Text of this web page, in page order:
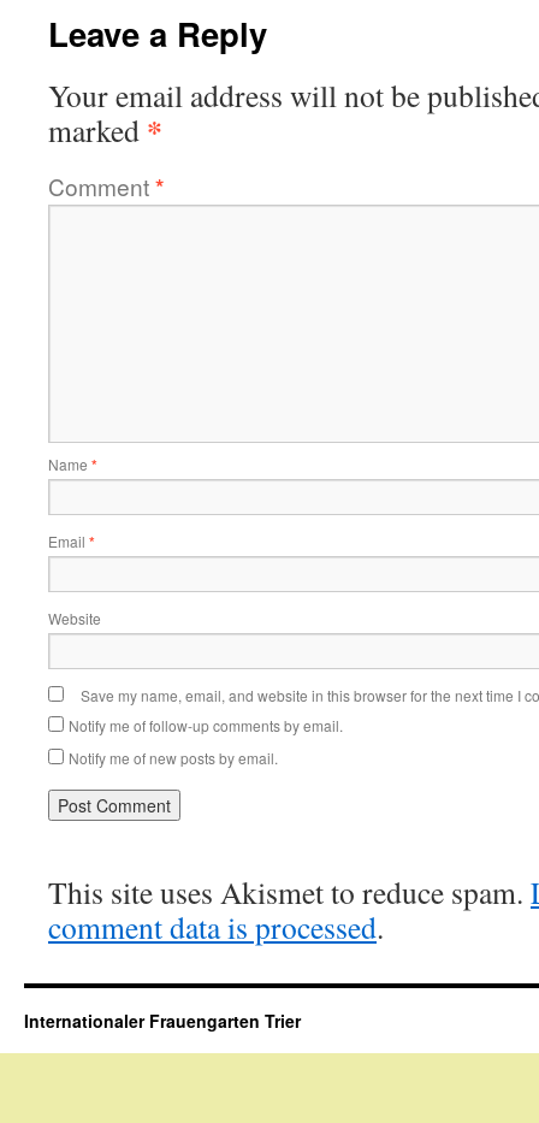
Leave a Reply
Your email address will not be
marked *
Comment*
Name *
Email *
Website
Save my name, email, and website in this browser for the next time I
Notify me of follow-up comments by email.
Notify me of new posts by email.
This site uses Akismet to reduce spam.
comment data is processed.
Internationaler Frauengarten Trier